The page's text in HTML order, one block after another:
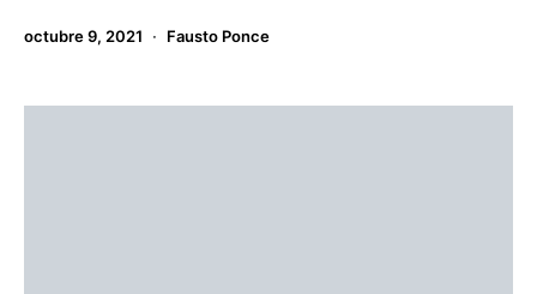
octubre 9, 2021 Fausto Ponce